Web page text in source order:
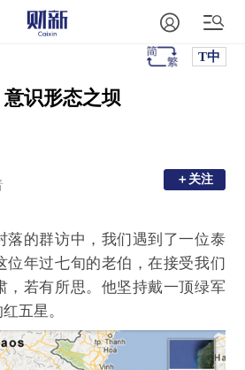
T中
识形态之坝
＋关注
＋关注
落的群访中，我们遇到了一位泰
位年过七旬的老伯，在接受我们
，若有所思。他坚持戴一顶绿军
五星。